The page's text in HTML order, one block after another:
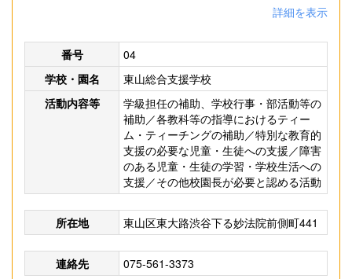
詳細を表示
番号
04
学校・園名
東山総合支援学校
活動内容等
学級担任の補助、学校行事・部活動等の
補助／各教科等の指導におけるティー
ム・ティーチングの補助／特別な教育的
支援の必要な児童・生徒への支援／障害
のある児童・生徒の学習・学校生活への
支援／その他校園長が必要と認める活動
所在地 東山区東大路渋谷下る妙法院前側町441
連絡先 075-561-3373